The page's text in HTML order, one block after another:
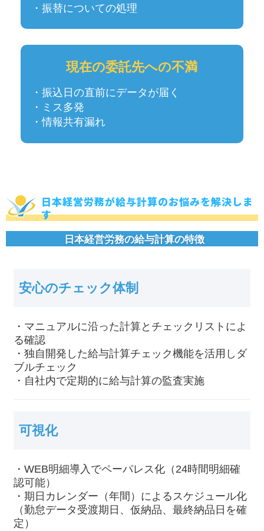
・振替についての処理
現在の委託先への不満
・振込日の直前にデータが届く
・ミス多発
・情報共有漏れ
日本経営労務が給与計算のお悩みを解決しま
す
日本経営労務の給与計算の特徴
安心のチェック体制
・マニュアルに沿った計算とチェックリストによ
る確認
・独自開発した給与計算チェック機能を活用しダ
ブルチェック
・自社内で定期的に給与計算の監査実施
可視化
・WEB明細導入でペーパレス化（24時間明細確
認可能）
・期日カレンダー（年間）によるスケジュール化
（勤怠データ受渡期日、仮納品、最終納品日を確
定）